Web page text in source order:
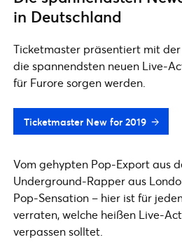
in Deutschland
Ticketmaster präsentiert mit der
die spannendsten neuen Live-
für Furore sorgen werden.
Ticketmaster New for 2019
Vom gehypten Pop-Export aus
Underground-Rapper aus
Pop-Sensation – hier ist für
verraten, welche heißen Live-
verpassen solltet.